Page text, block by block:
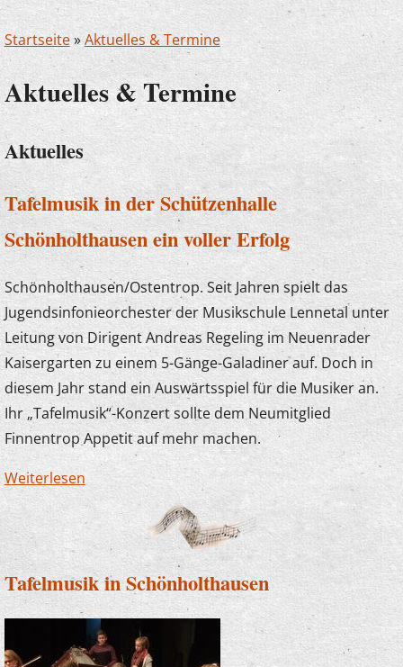
Startseite»Aktuelles & Termine
Aktuelles & Termine
Aktuelles
Tafelmusik in der Schützenhalle
Schönholthausen ein voller Erfolg
Schönholthausen/Ostentrop. Seit Jahren spielt das
Jugendsinfonieorchester der Musikschule Lennetal unter
Leitung von Dirigent Andreas Regeling im Neuenrader
Kaisergarten zu einem 5-Gänge-Galadiner auf. Doch in
diesem Jahr stand ein Auswärtsspiel für die Musiker an.
Ihr „Tafelmusik“-Konzert sollte dem Neumitglied
Finnentrop Appetit auf mehr machen.
Weiterlesen über Tafelmusik in der Schützenhalle
Schönholthausen ein voller Erfolg
Tafelmusik in Schönholthausen